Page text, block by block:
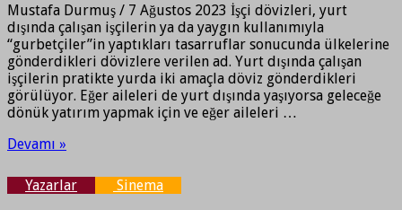
Mustafa Durmuş / 7 Ağustos 2023 İşçi dövizleri, yurt
dışında çalışan işçilerin ya da yaygın kullanımıyla
“gurbetçiler”in yaptıkları tasarruflar sonucunda ülkelerine
gönderdikleri dövizlere verilen ad. Yurt dışında çalışan
işçilerin pratikte yurda iki amaçla döviz gönderdikleri
görülüyor. Eğer aileleri de yurt dışında yaşıyorsa geleceğe
dönük yatırım yapmak için ve eğer aileleri …
Devamı »
Yazarlar Sinema